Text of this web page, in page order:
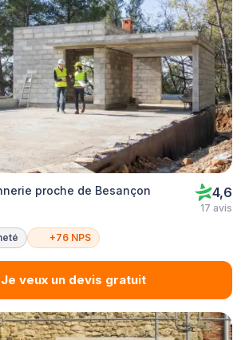
proche de Besançon 4,6
17 avis
+76 NPS
Je veux un devis gratuit